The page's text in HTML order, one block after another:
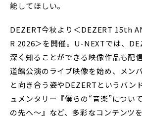
能してほしい。
DEZERT今秋より＜DEZERT 15th
R 2026＞を開催。U-NEXTでは、
深く知ることができる映像作品も配
道館公演のライブ映像を始め、メン
と向き合う姿やDEZERTというバン
ュメンタリー『僕らの“音楽”につい
の先へ〜』など、多彩なコンテンツ